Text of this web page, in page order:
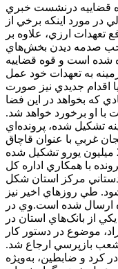
قضاييه درنشست خبري
در مورد اينکه برخي از
ارزي، علاوه بر
صدمه ديدن بخش‌هاي
شده است و قوه قضاييه
به تعهدات خود عمل
اقدام جديدي نيز صورت
که بخواهد در اين فضا
با او برخورد خواهد شد.
تشکيل شده، پرونده‌اي
غربي با عنوان قاچاق
حرفه‌اي ارز به ميزان حدود 229 ميليون يورو تشکيل شده
با همکاري اداره کل
مرکز استان شکل
طي روز‌هاي اخير نيز
ارسال شده است.وي در
از بانک‌هاي استان در
موضوع در دستور کار
بازپرسي ارجاع شد.
کرد و ضابطين، به‌ويژه